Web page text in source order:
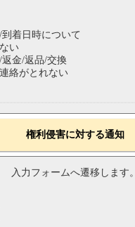
到着日時について
い
返金/返品/交換
絡がとれない
権利侵害に対する通知
入力フォームへ遷移します。